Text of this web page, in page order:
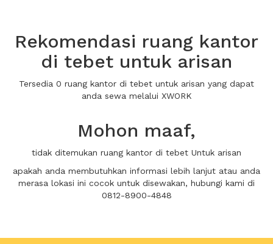
Rekomendasi ruang kantor
di tebet untuk arisan
Tersedia 0 ruang kantor di tebet untuk arisan yang dapat
anda sewa melalui XWORK
Mohon maaf,
tidak ditemukan ruang kantor di tebet Untuk arisan
apakah anda membutuhkan informasi lebih lanjut atau anda
merasa lokasi ini cocok untuk disewakan, hubungi kami di
0812-8900-4848